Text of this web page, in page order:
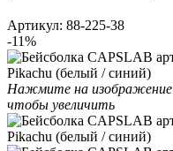
Артикул: 88-225-38
-11%
Нажмите на изображение
чтобы увеличить